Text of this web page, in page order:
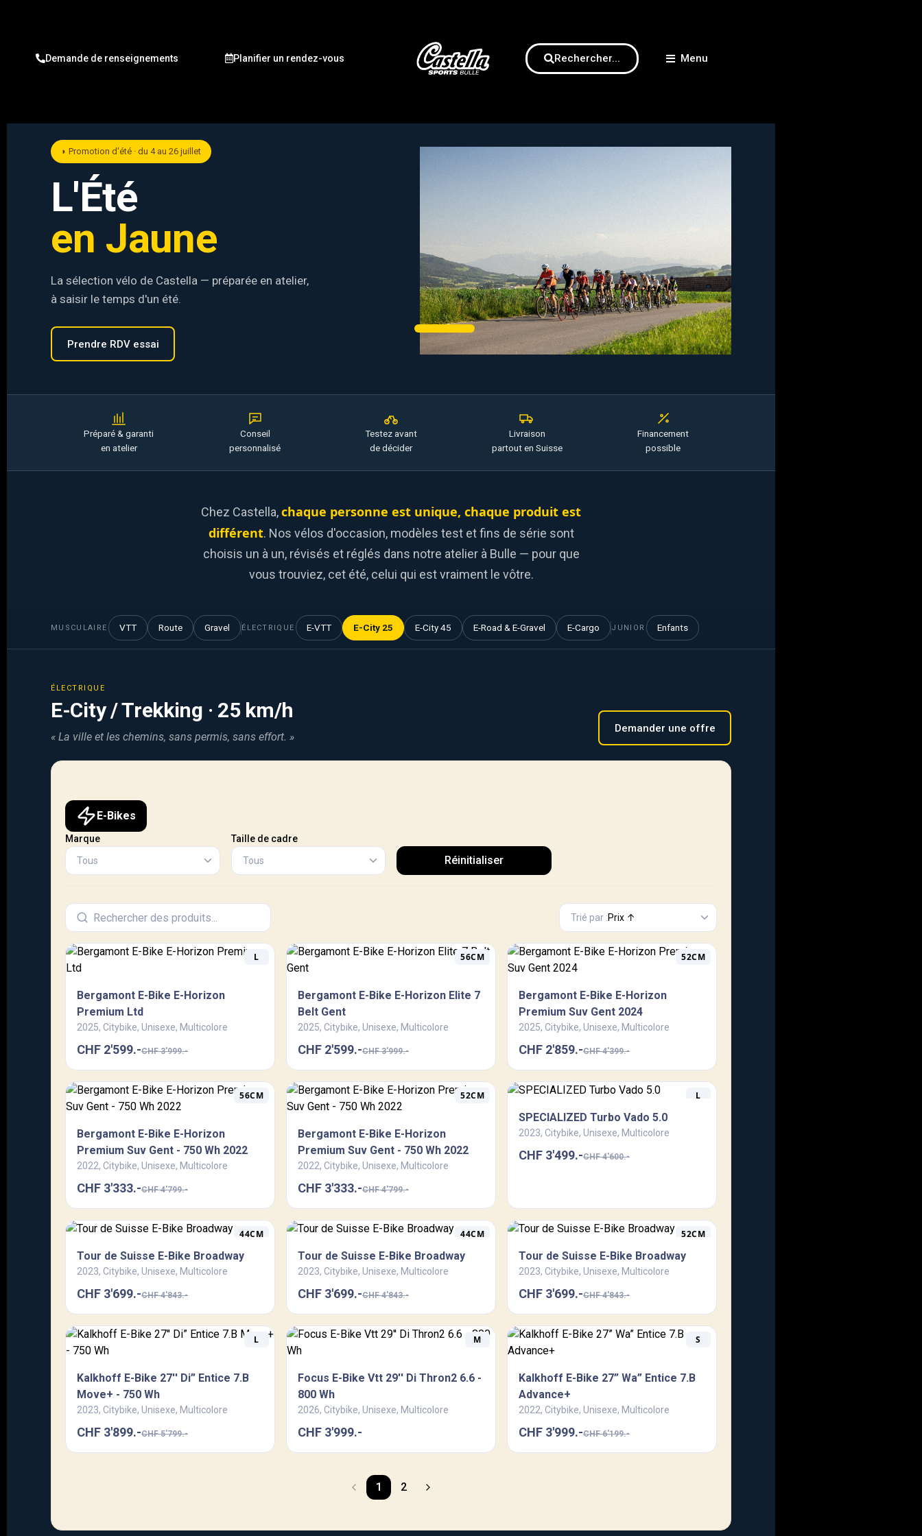
Demande de renseignements Planifier un rendez-vous Rechercher... Menu
◗ Promotion d'été · du 4 au 26 juillet
L'Été
en Jaune
La sélection vélo de Castella — préparée en atelier,
à saisir le temps d'un été.
Prendre RDV essai
Préparé & garanti
en atelier
Conseil
personnalisé
Testez avant
de décider
Livraison
partout en Suisse
Financement
possible
Chez Castella,chaque personne est unique, chaque produit est
différent. Nos vélos d'occasion, modèles test et fins de série sont
choisis un à un, révisés et réglés dans notre atelier à Bulle — pour que
vous trouviez, cet été, celui qui est vraiment le vôtre.
MUSCULAIRE VTT Route Gravel ÉLECTRIQUE E-VTT E-City 25 E-City 45 E-Road & E-Gravel E-Cargo JUNIOR Enfants
ÉLECTRIQUE
E-City / Trekking · 25 km/h
« La ville et les chemins, sans permis, sans effort. »
Demander une offre